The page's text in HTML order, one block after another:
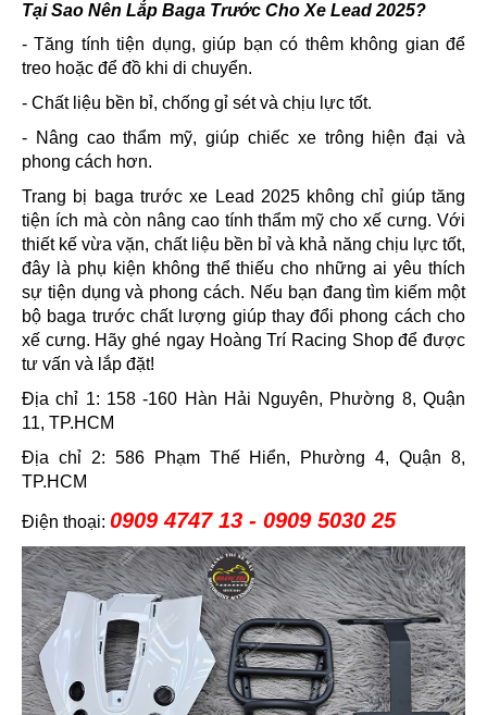
Tại Sao Nên Lắp Baga Trước Cho Xe Lead 2025?
- Tăng tính tiện dụng, giúp bạn có thêm không gian để
treo hoặc để đồ khi di chuyển.
- Chất liệu bền bỉ, chống gỉ sét và chịu lực tốt.
- Nâng cao thẩm mỹ, giúp chiếc xe trông hiện đại và
phong cách hơn.
Trang bị baga trước xe Lead 2025 không chỉ giúp tăng
tiện ích mà còn nâng cao tính thẩm mỹ cho xế cưng. Với
thiết kế vừa vặn, chất liệu bền bỉ và khả năng chịu lực tốt,
đây là phụ kiện không thể thiếu cho những ai yêu thích
sự tiện dụng và phong cách. Nếu bạn đang tìm kiếm một
bộ baga trước chất lượng giúp thay đổi phong cách cho
xế cưng. Hãy ghé ngay Hoàng Trí Racing Shop để được
tư vấn và lắp đặt!
Địa chỉ 1: 158 -160 Hàn Hải Nguyên, Phường 8, Quận
11, TP.HCM
Địa chỉ 2: 586 Phạm Thế Hiển, Phường 4, Quận 8,
TP.HCM
Điện thoại: 0909 4747 13 - 0909 5030 25